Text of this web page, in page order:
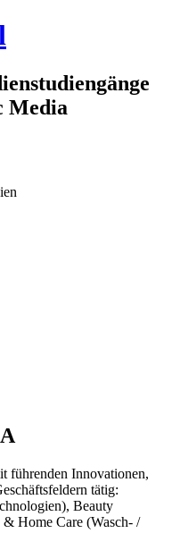
Media
führenden Innovationen,
tätig:
Beauty
Home Care (Wasch- /